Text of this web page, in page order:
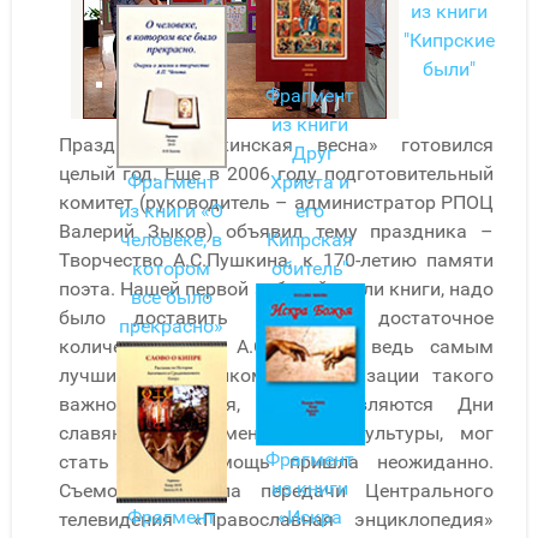
Фрагмент
из книги «О
человеке, в
котором
все было
прекрасно»
Фрагмент
Фрагмент
из книги
"Друг
Христа и
его
Кипрская
обитель"
Фрагмент
из книги
«Искра
из книги
"Кипрские
были"
Праздник «Пушкинская весна» готовился
целый год. Еще в 2006 году подготовительный
комитет (руководитель – администратор РПОЦ
Валерий Зыков) объявил тему праздника –
Творчество А.С.Пушкина, к 170-летию памяти
поэта. Нашей первой заботой стали книги, надо
было доставить на Кипр достаточное
количество книг А.С.Пушкина, ведь самым
лучшим помощником в организации такого
важного события, каким являются Дни
славянской письменности и культуры, мог
стать Поэт. Помощь пришла неожиданно.
Съемочная группа передачи Центрального
телевидения «Православная энциклопедия»